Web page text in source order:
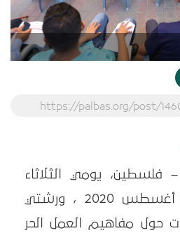
https://palbas.org/post/
فلسطين، يومي الثلاثاء
والأربعاء 18-19 أب/ أغسطس 2020 ، ورشتي
حول مفاهيم العمل الحر